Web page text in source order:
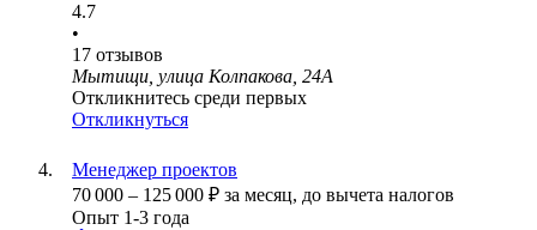
4.7
•
17 отзывов
Мытищи, улица Колпакова, 24А
Откликнитесь среди первых
Откликнуться
Менеджер проектов
70 000 – 125 000 ₽ за месяц, до вычета налогов
Опыт 1-3 года